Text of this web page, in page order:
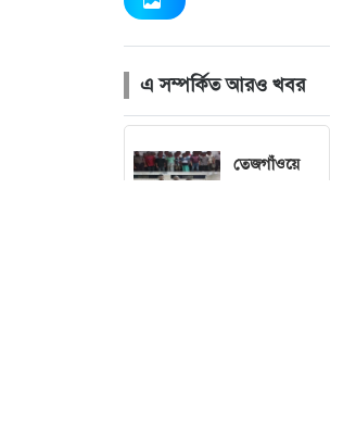
এ সম্পর্কিত আরও খবর
তেজগাঁওয়ে